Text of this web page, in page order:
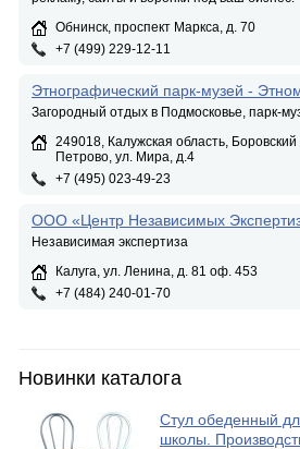
Обнинск, проспект Маркса, д. 70
+7 (499) 229-12-11
Этнографический парк-музей -
Загородный отдых в Подмосковье, парк-
249018, Калужская область,
Петрово, ул. Мира, д.4
+7 (495) 023-49-23
ООО «Центр Независимых
Независимая экспертиза
Калуга, ул. Ленина, д. 81 оф. 453
+7 (484) 240-01-70
Новинки каталога
Стул обеденный
школы.